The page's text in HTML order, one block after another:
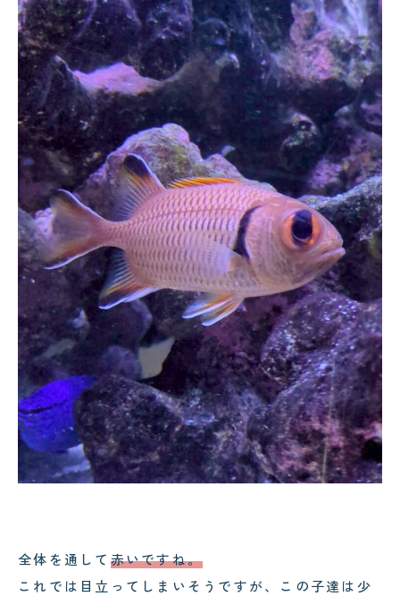
全体を通して 赤いですね。
これでは目立ってしまいそうですが、この子達は少